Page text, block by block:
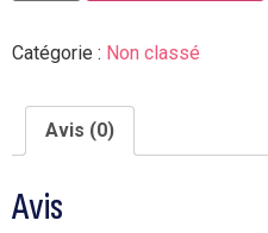
Catégorie : Non classé
Avis (0)
Avis